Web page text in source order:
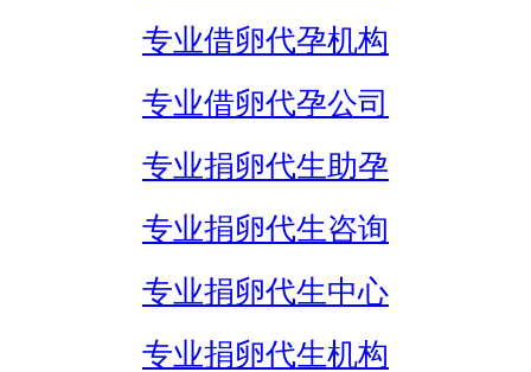
专业借卵代孕机构
专业借卵代孕公司
专业捐卵代生助孕
专业捐卵代生咨询
专业捐卵代生中心
专业捐卵代生机构